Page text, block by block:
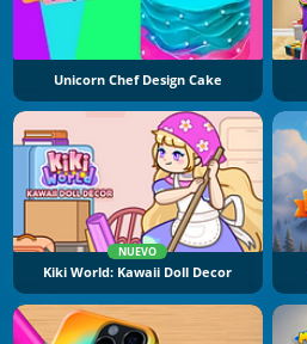
Unicorn Chef Design Cake
NUEVO
Kiki World: Kawaii Doll Decor